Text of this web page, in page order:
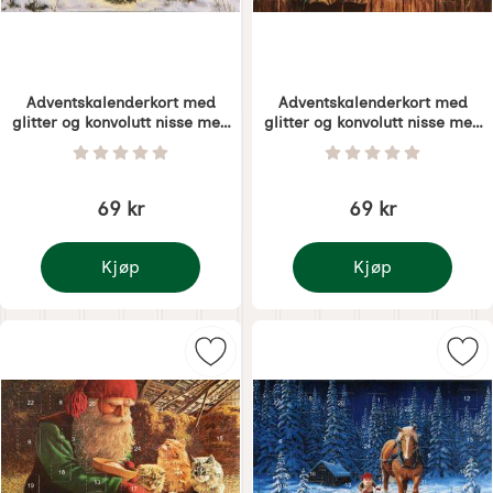
Adventskalenderkort med
glitter og konvolutt nisse med
elg
Varenummer 5380Vurdering: 0 Stjerne av 5
69 kr
Kjøp
Adventskalenderkort med glitter og konvolutt
Adventskalenderkort med
glitter og konvolutt nisse med
hest
Varenummer 5381Vurdering: 0
69 kr
Kjøp
Adventskalenderkort
Merk adventskalenderkort med